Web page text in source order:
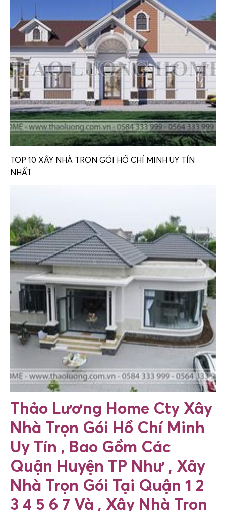
TOP 10 XÂY NHÀ TRỌN GÓI HỒ CHÍ MINH UY TÍN
NHẤT
Thảo Lương Home Cty Xây
Nhà Trọn Gói Hồ Chí Minh
Uy Tín , Bao Gồm Các
Quận Huyện TP Như , Xây
Nhà Trọn Gói Tại Quận 1 2
3 4 5 6 7 Và , Xây Nhà Trọn